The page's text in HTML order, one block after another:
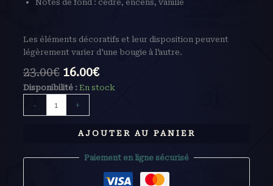
Notes de fond : cèdre, encens, vanille
Les éléments décoratifs et leur disposition peuvent
légèrement varier d’une bougie à l’autre.
23.00€ 16.00€
Disponibilité : En stock
-
+
AJOUTER AU PANIER
Paiement en ligne sécurisé